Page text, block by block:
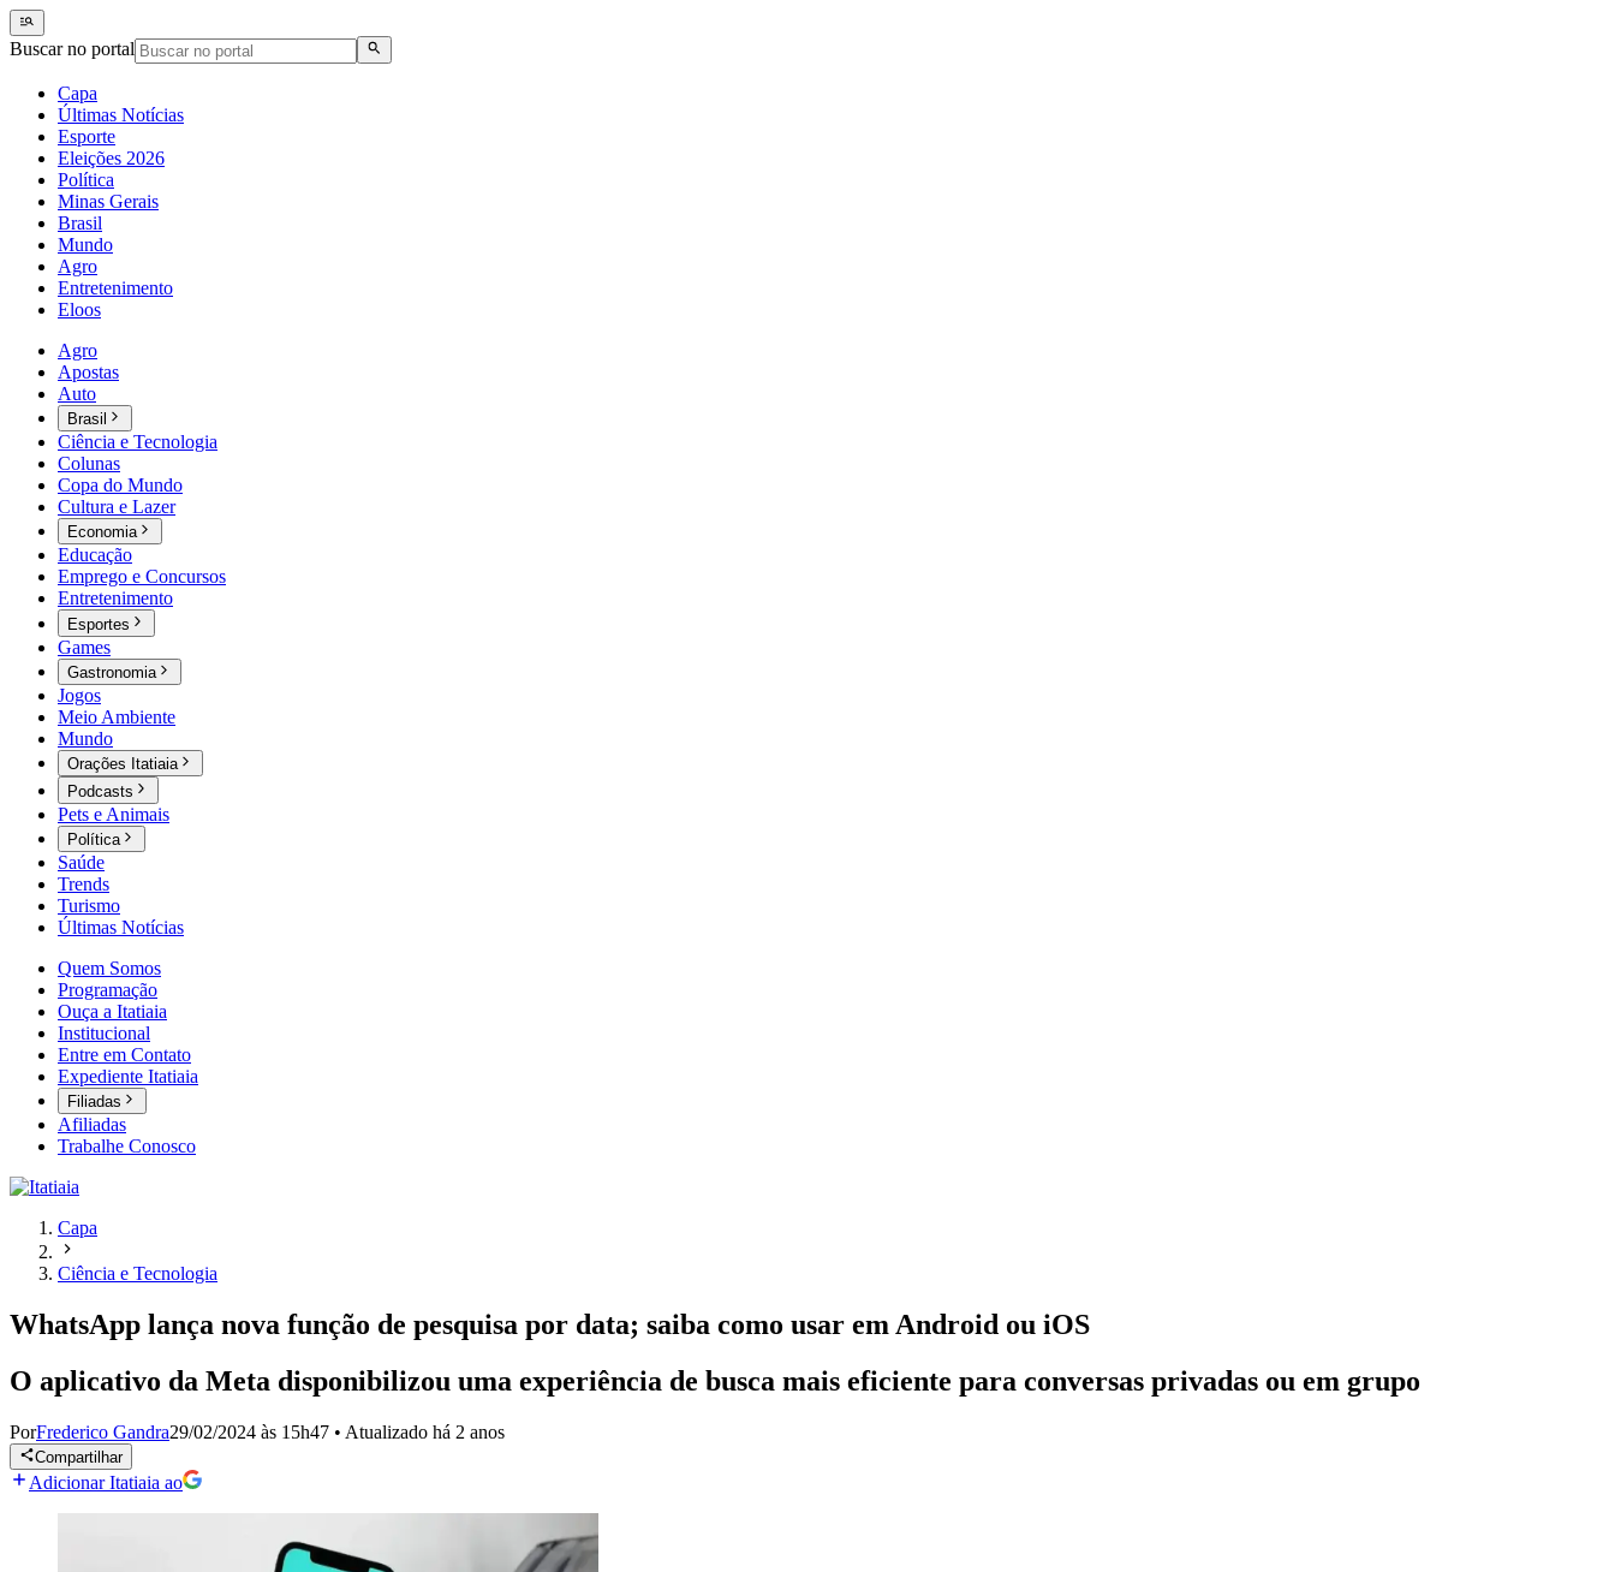
Buscar no portal
Capa
Últimas Notícias
Esporte
Eleições 2026
Política
Minas Gerais
Brasil
Mundo
Agro
Entretenimento
Eloos
Agro
Apostas
Auto
Brasil
Ciência e Tecnologia
Colunas
Copa do Mundo
Cultura e Lazer
Economia
Educação
Emprego e Concursos
Entretenimento
Esportes
Games
Gastronomia
Jogos
Meio Ambiente
Mundo
Orações Itatiaia
Podcasts
Pets e Animais
Política
Saúde
Trends
Turismo
Últimas Notícias
Quem Somos
Programação
Ouça a Itatiaia
Institucional
Entre em Contato
Expediente Itatiaia
Filiadas
Afiliadas
Trabalhe Conosco
Capa
Ciência e Tecnologia
WhatsApp lança nova função de pesquisa por data; saiba como usar em Android ou iOS
O aplicativo da Meta disponibilizou uma experiência de busca mais eficiente para conversas privadas ou em grupo
PorFrederico Gandra29/02/2024 às 15h47 • Atualizado há 2 anos
Compartilhar
Adicionar Itatiaia ao